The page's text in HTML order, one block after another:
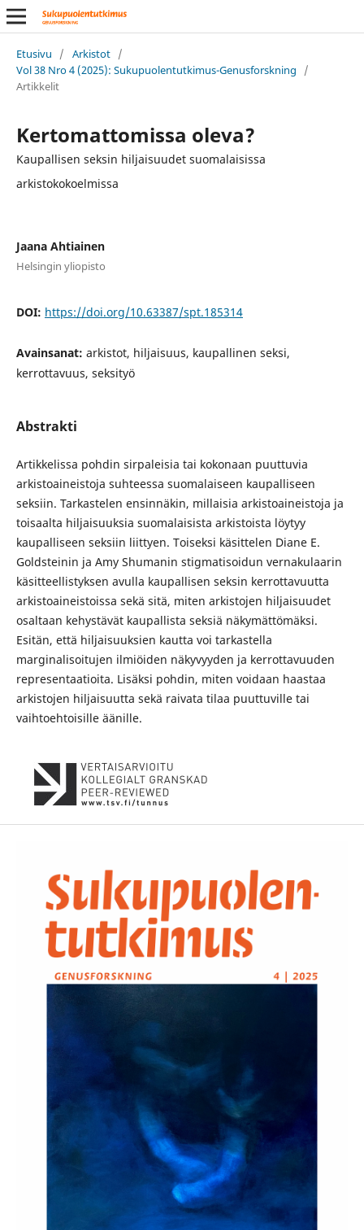
Etusivu / Arkistot /
Vol 38 Nro 4 (2025): Sukupuolentutkimus-Genusforskning
/
Artikkelit
Kertomattomissa oleva?
Kaupallisen seksin hiljaisuudet suomalaisissa
arkistokokoelmissa
Jaana Ahtiainen
Helsingin yliopisto
DOI: https://doi.org/10.63387/spt.185314
Avainsanat: arkistot, hiljaisuus, kaupallinen seksi,
kerrottavuus, seksityö
Abstrakti
Artikkelissa pohdin sirpaleisia tai kokonaan puuttuvia
arkistoaineistoja suhteessa suomalaiseen kaupalliseen
seksiin. Tarkastelen ensinnäkin, millaisia arkistoaineistoja ja
toisaalta hiljaisuuksia suomalaisista arkistoista löytyy
kaupalliseen seksiin liittyen. Toiseksi käsittelen Diane E.
Goldsteinin ja Amy Shumanin stigmatisoidun vernakulaarin
käsitteellistyksen avulla kaupallisen seksin kerrottavuutta
arkistoaineistoissa sekä sitä, miten arkistojen hiljaisuudet
osaltaan kehystävät kaupallista seksiä näkymättömäksi.
Esitän, että hiljaisuuksien kautta voi tarkastella
marginalisoitujen ilmiöiden näkyvyyden ja kerrottavuuden
representaatioita. Lisäksi pohdin, miten voidaan haastaa
arkistojen hiljaisuutta sekä raivata tilaa puuttuville tai
vaihtoehtoisille äänille.